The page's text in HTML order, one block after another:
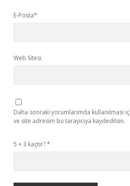
E-Posta*
Web Sitesi
Daha sonraki yorumlarımda kullanılması
ve site adresim bu tarayıcıya kaydedilsin.
5 + 3 kaçtır?*